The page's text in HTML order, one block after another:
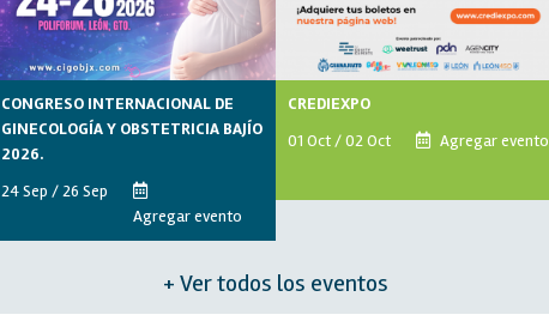
CONGRESO INTERNACIONAL DE
GINECOLOGÍA Y OBSTETRICIA BAJÍO
2026.
24 Sep / 26 Sep
Agregar evento
CREDIEXPO
01 Oct / 02 Oct
Agregar evento
+ Ver todos los eventos